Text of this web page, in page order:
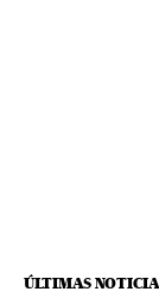
ÚLTIMAS